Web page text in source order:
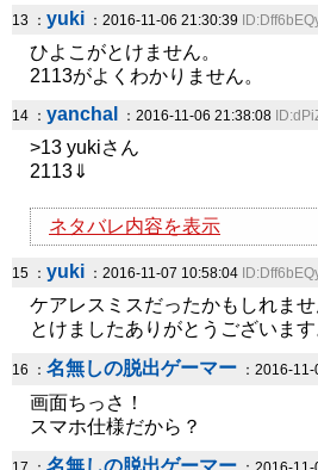
13 ： yuki ：2016-11-06 21:30:39
ひよこがとけません。
2113がよくわかりません。
14 ： yanchal ：2016-11-06 21:38:08
>13 yukiさん
2113⇓
ネタバレ内容を表示
15 ： yuki ：2016-11-07 10:58:04
ケアレスミスだったかもしれま
とけましたありがとうございます
16 ： 名無しの脱出ゲーマー ：2016-
画面ちっさ！
スマホ仕様だから？
名無しの脱出ゲーマー